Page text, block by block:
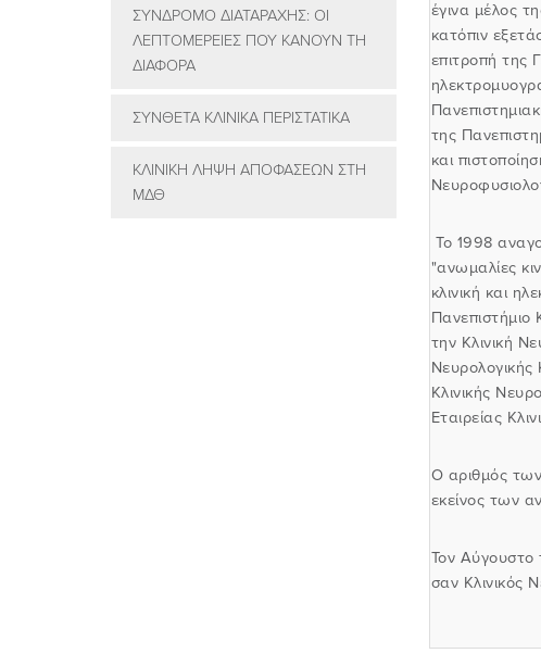
ΣΥΝΔΡΟΜΟ ΔΙΑΤΑΡΑΧΗΣ: ΟΙ
ΛΕΠΤΟΜΕΡΕΙΕΣ ΠΟΥ ΚΑΝΟΥΝ ΤΗ
ΔΙΑΦΟΡΑ
ΣΥΝΘΕΤΑ ΚΛΙΝΙΚΑ ΠΕΡΙΣΤΑΤΙΚΑ
ΚΛΙΝΙΚΗ ΛΗΨΗ ΑΠΟΦΑΣΕΩΝ ΣΤΗ
ΜΔΘ
έγινα μέλος
κατόπιν
επιτροπή της
της
και
Το 1998
"ανωμαλίες
κλινική και
Πανεπιστήμιο
την Κλινική
Νευρολογικής
Κλινικής
Εταιρείας
Ο αριθμός
εκείνος των
Τον Αύγουστο
σαν Κλινικός